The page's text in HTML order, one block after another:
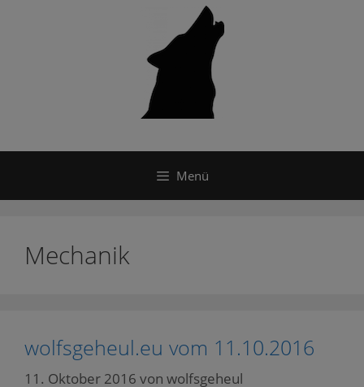
Menü
Mechanik
wolfsgeheul.eu vom 11.10.2016
11. Oktober 2016 von wolfsgeheul